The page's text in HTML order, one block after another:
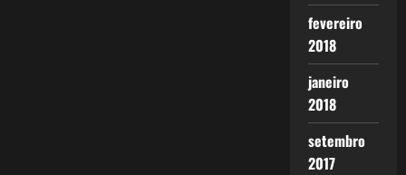
fevereiro
2018
janeiro
2018
setembro
2017